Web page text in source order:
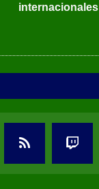
internacionales